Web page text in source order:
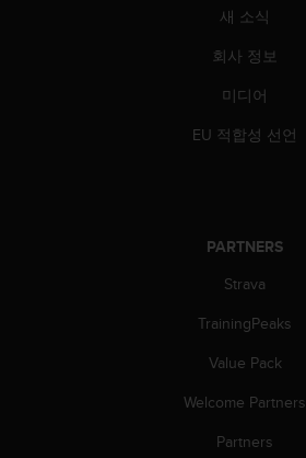
새 소식
회사 정보
미디어
EU 적합성 선언
PARTNERS
Strava
TrainingPeaks
Value Pack
Welcome Partners
Partners